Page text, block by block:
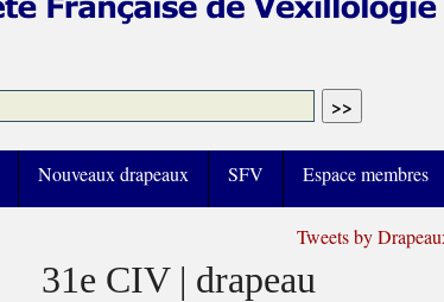
Nouveaux drapeaux SFV Espace membres
Tweets by
31e CIV | drapeau